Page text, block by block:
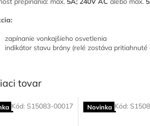
zapínanie vonkajšieho osvetlenia
indikátor stavu brány (relé zostáva
tovar
Kód: S15083-00017 Novinka Kód: